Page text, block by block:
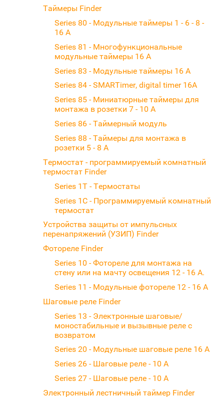
Таймеры Finder
Series 80 - Модульные таймеры 1 - 6 - 8 -
16 A
Series 81 - Многофункциональные
модульные таймеры 16 А
Series 83 - Модульные таймеры 16 А
Series 84 - SMARTimer, digital timer 16A
Series 85 - Миниатюрные таймеры для
монтажа в розетки 7 - 10 А
Series 86 - Таймерный модуль
Series 88 - Таймеры для монтажа в
розетки 5 - 8 А
Термостат - программируемый комнатный
термостат Finder
Series 1T - Термостаты
Series 1C - Программируемый комнатный
термостат
Устройства защиты от импульсных
перенапряжений (УЗИП) Finder
Фотореле Finder
Series 10 - Фотореле для монтажа на
стену или на мачту освещения 12 - 16 A.
Series 11 - Модульные фотореле 12 - 16 А
Шаговые реле Finder
Series 13 - Электронные шаговые/
моностабильные и вызывные реле с
возвратом
Series 20 - Модульные шаговые реле 16 А
Series 26 - Шаговые реле - 10 А
Series 27 - Шаговые реле - 10 А
Электронный лестничный таймер Finder